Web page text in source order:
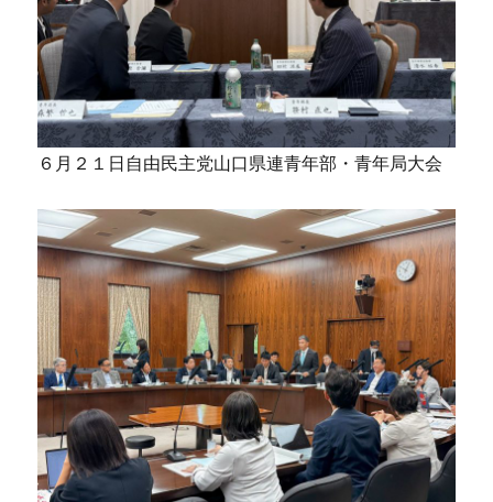
６月２１日自由民主党山口県連青年部・青年局大会